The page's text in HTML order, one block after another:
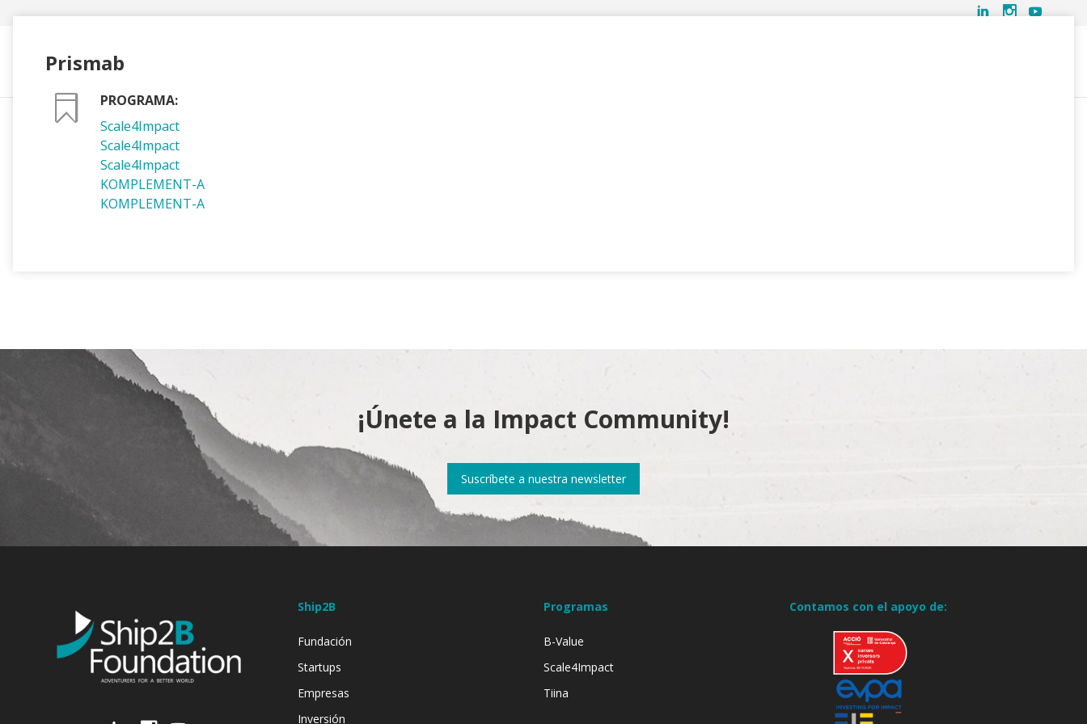
Prismab
PROGRAMA:
Scale4Impact
Scale4Impact
Scale4Impact
KOMPLEMENT-A
KOMPLEMENT-A
¡Únete a la Impact Community!
Suscríbete a nuestra newsletter
Ship2B
Fundación
Startups
Empresas
Inversión
Programas
B-Value
Scale4Impact
Tiina
Contamos con el apoyo de: